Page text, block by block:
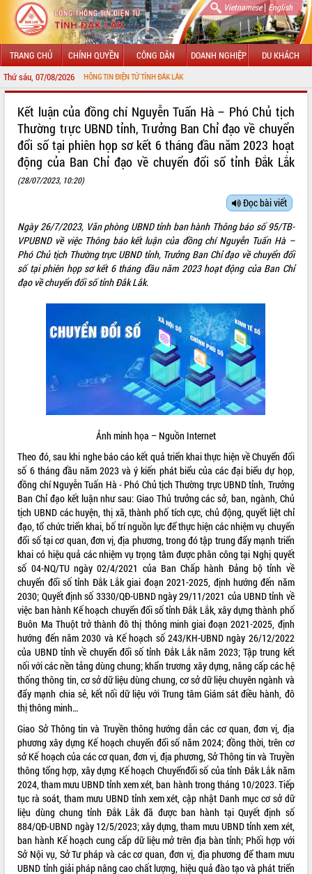
Vietnamese| English
TRANG CHỦ CHÍNH QUYỀN CÔNG DÂN DOANH NGHIỆP DU KHÁCH
Thứ sáu, 07/08/2026
CỔNG THÔNG TIN ĐIỆN TỬ TỈNH ĐẮK LẮK
LÃNH ĐẠO UBND TỈNH
TIN TỨC SỰ KIỆN
SỞ, BAN, NGÀNH
THÔNG TIN CHỈ ĐẠO ĐIỀU HÀNH
HỆ THỐNG VĂN BẢN
VĂN BẢN HĐND TỈNH
ĐIỂM TIN VĂN BẢN
VIDEO
Không có file video nào để phát.
ALBUM ẢNH
LIÊN KẾT WEB
Kết luận của đồng chí Nguyễn Tuấn Hà – Phó Chủ tịch
Thường trực UBND tỉnh, Trưởng Ban Chỉ đạo về chuyển
đổi số tại phiên họp sơ kết 6 tháng đầu năm 2023 hoạt
động của Ban Chỉ đạo về chuyển đổi số tỉnh Đắk Lắk
(28/07/2023, 10:20)
Đọc bài viết
Ngày 26/7/2023, Văn phòng UBND tỉnh ban hành Thông báo số 95/TB-
VPUBND về việc Thông báo kết luận của đồng chí Nguyễn Tuấn Hà –
Phó Chủ tịch Thường trực UBND tỉnh, Trưởng Ban Chỉ đạo về chuyển đổi
số tại phiên họp sơ kết 6 tháng đầu năm 2023 hoạt động của Ban Chỉ
đạo về chuyển đổi số tỉnh Đắk Lắk.
Ảnh minh họa – Nguồn Internet
Theo đó, sau khi nghe báo cáo kết quả triển khai thực hiện về Chuyển đổi
số 6 tháng đầu năm 2023 và ý kiến phát biểu của các đại biểu dự họp,
đồng chí Nguyễn Tuấn Hà - Phó Chủ tịch Thường trực UBND tỉnh, Trưởng
Ban Chỉ đạo kết luận như sau: Giao Thủ trưởng các sở, ban, ngành, Chủ
tịch UBND các huyện, thị xã, thành phố tích cực, chủ động, quyết liệt chỉ
đạo, tổ chức triển khai, bố trí nguồn lực để thực hiện các nhiệm vụ chuyển
đổi số tại cơ quan, đơn vị, địa phương, trong đó tập trung đẩy mạnh triển
khai có hiệu quả các nhiệm vụ trọng tâm được phân công tại Nghị quyết
số 04-NQ/TU ngày 02/4/2021 của Ban Chấp hành Đảng bộ tỉnh về
chuyển đổi số tỉnh Đắk Lắk giai đoạn 2021-2025, định hướng đến năm
2030; Quyết định số 3330/QĐ-UBND ngày 29/11/2021 của UBND tỉnh về
việc ban hành Kế hoạch chuyển đổi số tỉnh Đắk Lắk, xây dựng thành phố
Buôn Ma Thuột trở thành đô thị thông minh giai đoạn 2021-2025, định
hướng đến năm 2030 và Kế hoạch số 243/KH-UBND ngày 26/12/2022
của UBND tỉnh về chuyển đổi số tỉnh Đắk Lắk năm 2023; Tập trung kết
nối với các nền tảng dùng chung; khẩn trương xây dựng, nâng cấp các hệ
thống thông tin, cơ sở dữ liệu dùng chung, cơ sở dữ liệu chuyên ngành và
đẩy mạnh chia sẻ, kết nối dữ liệu với Trung tâm Giám sát điều hành, đô
thị thông minh…
Giao Sở Thông tin và Truyền thông hướng dẫn các cơ quan, đơn vị, địa
phương xây dựng Kế hoạch chuyển đổi số năm 2024; đồng thời, trên cơ
sở Kế hoạch của các cơ quan, đơn vị, địa phương, Sở Thông tin và Truyền
thông tổng hợp, xây dựng Kế hoạch Chuyểnđổi số của tỉnh Đắk Lắk năm
2024, tham mưu UBND tỉnh xem xét, ban hành trong tháng 10/2023. Tiếp
tục rà soát, tham mưu UBND tỉnh xem xét, cập nhật Danh mục cơ sở dữ
liệu dùng chung tỉnh Đắk Lắk đã được ban hành tại Quyết định số
884/QĐ-UBND ngày 12/5/2023; xây dựng, tham mưu UBND tỉnh xem xét,
ban hành Kế hoạch cung cấp dữ liệu mở trên địa bàn tỉnh; Phối hợp với
Sở Nội vụ, Sở Tư pháp và các cơ quan, đơn vị, địa phương để tham mưu
UBND tỉnh giải pháp nâng cao chất lượng, hiệu quả đào tạo và phát triển